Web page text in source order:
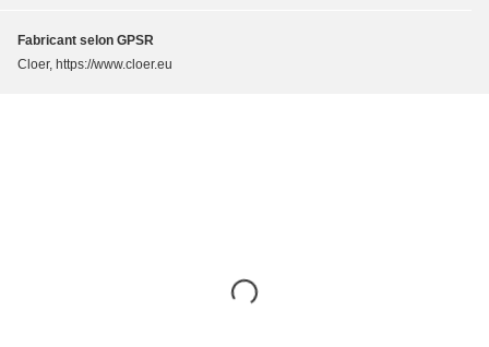
Fabricant selon GPSR
Cloer, https://www.cloer.eu